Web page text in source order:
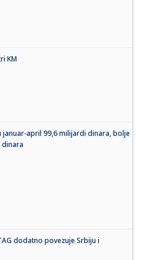
KM
april 99,6 milijardi dinara, bolje
dodatno povezuje Srbiju i